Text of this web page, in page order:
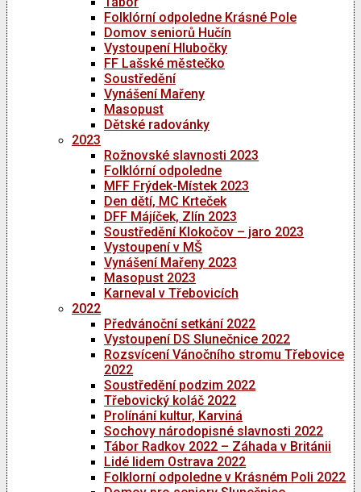
Folklórní odpoledne Krásné Pole
Domov seniorů Hučín
Vystoupení Hlubočky
FF Lašské městečko
Soustředění
Vynášení Mařeny
Masopust
Dětské radovánky
2023
Rožnovské slavnosti 2023
Folklórní odpoledne
MFF Frýdek-Místek 2023
Den dětí, MC Krteček
DFF Májíček, Zlín 2023
Soustředění Klokočov – jaro 2023
Vystoupení v MŠ
Vynášení Mařeny 2023
Masopust 2023
Karneval v Třebovicích
2022
Předvánoční setkání 2022
Vystoupení DS Slunečnice 2022
Rozsvícení Vánočního stromu Třebovice
2022
Soustředění podzim 2022
Třebovický koláč 2022
Prolínání kultur, Karviná
Sochovy národopisné slavnosti 2022
Tábor Radkov 2022 – Záhada v Británii
Lidé lidem Ostrava 2022
Folklorní odpoledne v Krásném Poli 2022